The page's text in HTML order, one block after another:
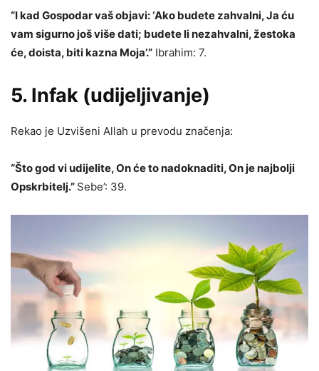
“I kad Gospodar vaš objavi: ‘Ako budete zahvalni, Ja ću
vam sigurno još više dati; budete li nezahvalni, žestoka
će, doista, biti kazna Moja’.” Ibrahim: 7.
5. Infak (udijeljivanje)
Rekao je Uzvišeni Allah u prevodu značenja:
“Što god vi udijelite, On će to nadoknaditi, On je najbolji
Opskrbitelj.” Sebe’: 39.